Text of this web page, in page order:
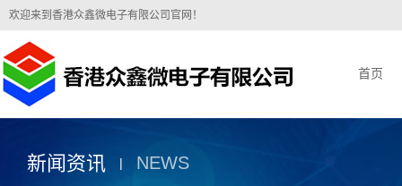
欢迎来到香港众鑫微电子有限公司官网！
首页
新闻资讯 | NEWS